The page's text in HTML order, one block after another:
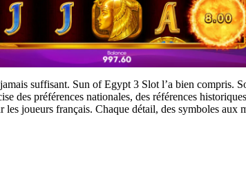
suffisant. Sun of Egypt 3 Slot l’a bien compris.
des préférences nationales, des références
joueurs français. Chaque détail, des symboles aux